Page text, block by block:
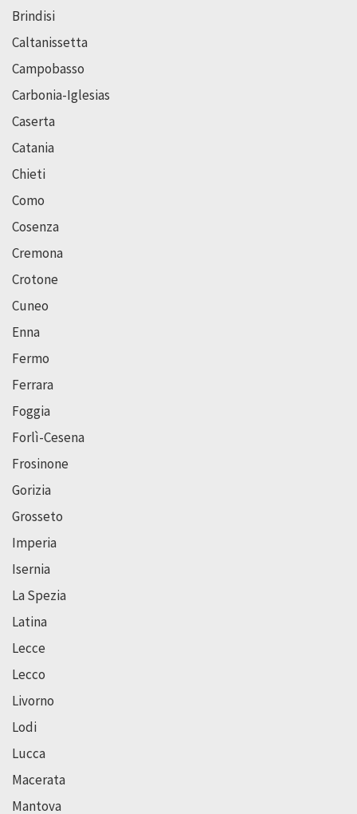
Brindisi
Caltanissetta
Campobasso
Carbonia-Iglesias
Caserta
Catania
Chieti
Como
Cosenza
Cremona
Crotone
Cuneo
Enna
Fermo
Ferrara
Foggia
Forlì-Cesena
Frosinone
Gorizia
Grosseto
Imperia
Isernia
La Spezia
Latina
Lecce
Lecco
Livorno
Lodi
Lucca
Macerata
Mantova